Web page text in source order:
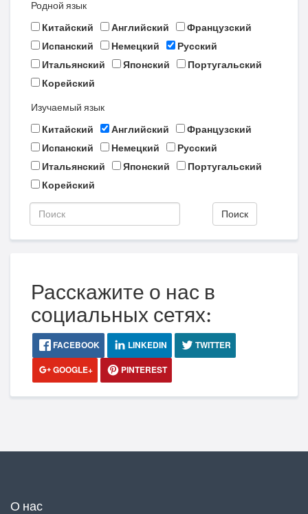
Родной язык
Китайский
Английский
Французский
Испанский
Немецкий
Русский
Итальянский
Японский
Португальский
Корейский
Изучаемый язык
Китайский
Английский
Французский
Испанский
Немецкий
Русский
Итальянский
Японский
Португальский
Корейский
Поиск
Расскажите о нас в
социальных сетях:
FACEBOOK LINKEDIN
TWITTER
GOOGLE+
PINTEREST
О нас